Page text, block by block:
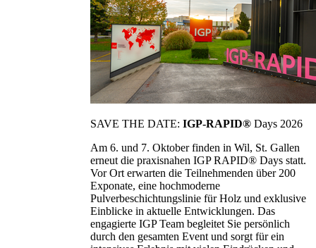
SAVE THE DATE: IGP-RAPID® Days 2026
Am 6. und 7. Oktober finden in Wil, St. Gallen
erneut die praxisnahen IGP RAPID® Days statt.
Vor Ort erwarten die Teilnehmenden über 200
Exponate, eine hochmoderne
Pulverbeschichtungslinie für Holz und exklusive
Einblicke in aktuelle Entwicklungen. Das
engagierte IGP Team begleitet Sie persönlich
durch den gesamten Event und sorgt für ein